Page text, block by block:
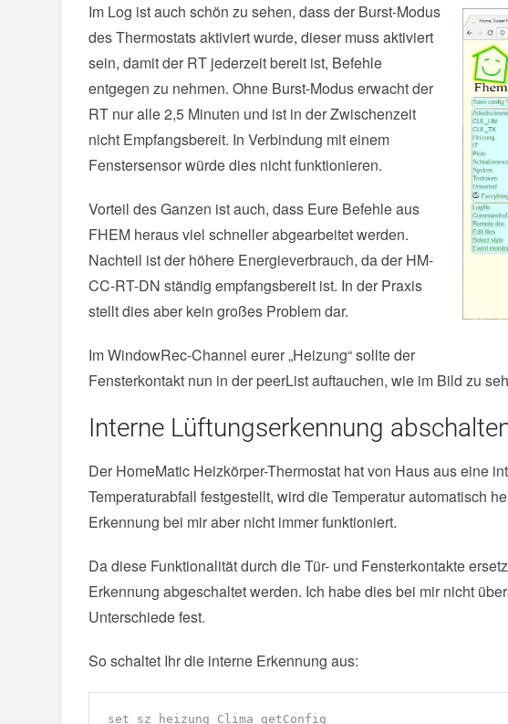
Im Log ist auch schön zu sehen, dass der Burst-Modus
des Thermostats aktiviert wurde, dieser muss aktiviert
sein, damit der RT jederzeit bereit ist, Befehle
entgegen zu nehmen. Ohne Burst-Modus erwacht der
RT nur alle 2,5 Minuten und ist in der Zwischenzeit
nicht Empfangsbereit. In Verbindung mit einem
Fenstersensor würde dies nicht funktionieren.
Vorteil des Ganzen ist auch, dass Eure Befehle aus
FHEM heraus viel schneller abgearbeitet werden.
Nachteil ist der höhere Energieverbrauch, da der HM-
CC-RT-DN ständig empfangsbereit ist. In der Praxis
stellt dies aber kein großes Problem dar.
Im WindowRec-Channel eurer „Heizung“ sollte der
Fensterkontakt nun in der peerList auftauchen, wie im Bild zu
Interne Lüftungserkennung
Der HomeMatic Heizkörper-Thermostat hat von Haus aus eine
Temperaturabfall festgestellt, wird die Temperatur automatisch
Erkennung bei mir aber nicht immer funktioniert.
Da diese Funktionalität durch die Tür- und Fensterkontakte
Erkennung abgeschaltet werden. Ich habe dies bei mir nicht
Unterschiede fest.
So schaltet Ihr die interne Erkennung aus:
set sz_heizung_Clima getConfig